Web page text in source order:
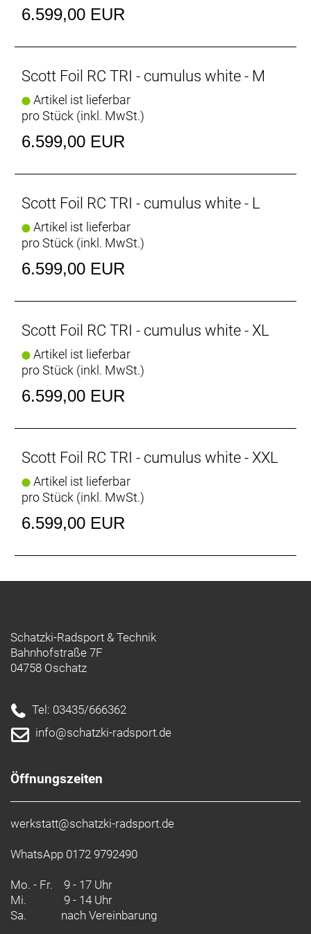
Laufradsatz: ZIPP 303S Carbon tubeless, 24 Front,
24 Rear, Syncros SL Axle, Removable Lever with
Fold,700x28C
Fold,700x28C
Steuersatz: Acros AIF-1138
Lenker: ZIPP VUKA Bull, VUKA clip with carbon EVO
extensions
Sattelstütze: Syncros Duncan SL Aero CFT
Zulässiges Gesamtgewicht: 120 kg
6.599,00 EUR
Scott Foil RC TRI - cumulus white - M
Artikel ist lieferbar
pro Stück (inkl. MwSt.)
6.599,00 EUR
Scott Foil RC TRI - cumulus white - L
Artikel ist lieferbar
pro Stück (inkl. MwSt.)
6.599,00 EUR
Scott Foil RC TRI - cumulus white - XL
Artikel ist lieferbar
pro Stück (inkl. MwSt.)
6.599,00 EUR
Scott Foil RC TRI - cumulus white - XXL
Artikel ist lieferbar
pro Stück (inkl. MwSt.)
6.599,00 EUR
Schatzki-Radsport & Technik
Bahnhofstraße 7F
04758 Oschatz
Tel: 03435/666362
info@schatzki-radsport.de
Öffnungszeiten
werkstatt@schatzki-radsport.de
WhatsApp 0172 9792490
Mo. - Fr. 9 - 17 Uhr
Mi.
9 - 14 Uhr
Sa.
nach Vereinbarung